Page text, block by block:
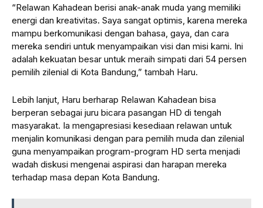
“Relawan Kahadean berisi anak-anak muda yang memiliki
energi dan kreativitas. Saya sangat optimis, karena mereka
mampu berkomunikasi dengan bahasa, gaya, dan cara
mereka sendiri untuk menyampaikan visi dan misi kami. Ini
adalah kekuatan besar untuk meraih simpati dari 54 persen
pemilih zilenial di Kota Bandung,” tambah Haru.
Lebih lanjut, Haru berharap Relawan Kahadean bisa
berperan sebagai juru bicara pasangan HD di tengah
masyarakat. Ia mengapresiasi kesediaan relawan untuk
menjalin komunikasi dengan para pemilih muda dan zilenial
guna menyampaikan program-program HD serta menjadi
wadah diskusi mengenai aspirasi dan harapan mereka
terhadap masa depan Kota Bandung.